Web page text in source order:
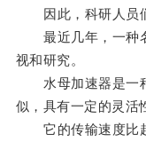
因此，科研人员们
最近几年，一种名
视和研究。
水母加速器是一种
似，具有一定的灵活
它的传输速度比起